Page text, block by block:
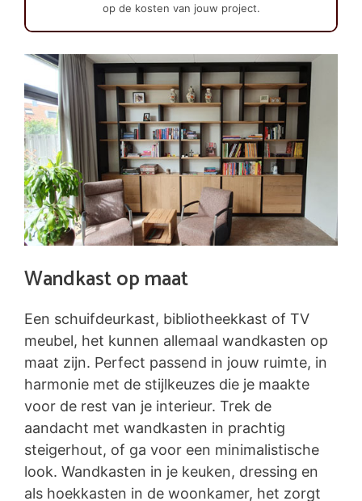
op de kosten van jouw project.
Wandkast op maat
Een schuifdeurkast, bibliotheekkast of TV
meubel, het kunnen allemaal wandkasten op
maat zijn. Perfect passend in jouw ruimte, in
harmonie met de stijlkeuzes die je maakte
voor de rest van je interieur. Trek de
aandacht met wandkasten in prachtig
steigerhout, of ga voor een minimalistische
look. Wandkasten in je keuken, dressing en
als hoekkasten in de woonkamer, het zorgt